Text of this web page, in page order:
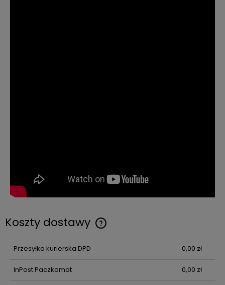
Koszty dostawy
Cena nie zawiera ewentualnych kosztów płatności
Przesyłka kurierska DPD
0,00 zł
InPost Paczkomat 0,00 zł